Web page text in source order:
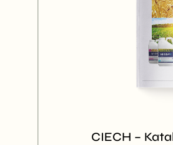
CIECH –